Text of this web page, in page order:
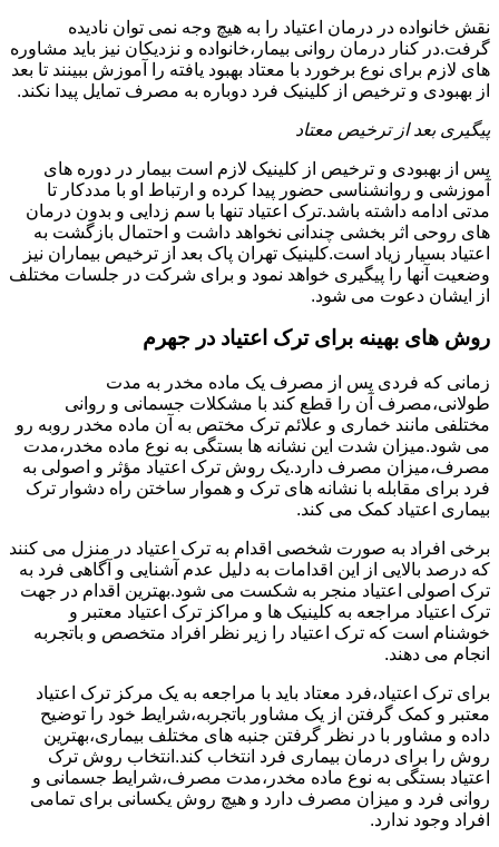
نقش خانواده در درمان اعتیاد را به هیچ وجه نمی توان نادیده
گرفت.در کنار درمان روانی بیمار،خانواده و نزدیکان نیز باید مشاوره
های لازم برای نوع برخورد با معتاد بهبود یافته را آموزش ببینند تا بعد
از بهبودی و ترخیص از کلینیک فرد دوباره به مصرف تمایل پیدا نکند.
پیگیری بعد از ترخیص معتاد
پس از بهبودی و ترخیص از کلینیک لازم است بیمار در دوره های
آموزشی و روانشناسی حضور پیدا کرده و ارتباط او با مددکار تا
مدتی ادامه داشته باشد.ترک اعتیاد تنها با سم زدایی و بدون درمان
های روحی اثر بخشی چندانی نخواهد داشت و احتمال بازگشت به
اعتیاد بسیار زیاد است.کلینیک تهران پاک بعد از ترخیص بیماران نیز
وضعیت آنها را پیگیری خواهد نمود و برای شرکت در جلسات مختلف
از ایشان دعوت می شود.
روش های بهینه برای ترک اعتیاد در جهرم
زمانی که فردی پس از مصرف یک ماده مخدر به مدت
طولانی،مصرف آن را قطع کند با مشکلات جسمانی و روانی
مختلفی مانند خماری و علائم ترک مختص به آن ماده مخدر روبه رو
می شود.میزان شدت این نشانه ها بستگی به نوع ماده مخدر،مدت
مصرف،میزان مصرف دارد.یک روش ترک اعتیاد مؤثر و اصولی به
فرد برای مقابله با نشانه های ترک و هموار ساختن راه دشوار ترک
بیماری اعتیاد کمک می کند.
برخی افراد به صورت شخصی اقدام به ترک اعتیاد در منزل می کنند
که درصد بالایی از این اقدامات به دلیل عدم آشنایی و آگاهی فرد به
ترک اصولی اعتیاد منجر به شکست می شود.بهترین اقدام در جهت
ترک اعتیاد مراجعه به کلینیک ها و مراکز ترک اعتیاد معتبر و
خوشنام است که ترک اعتیاد را زیر نظر افراد متخصص و باتجربه
انجام می دهند.
برای ترک اعتیاد،فرد معتاد باید با مراجعه به یک مرکز ترک اعتیاد
معتبر و کمک گرفتن از یک مشاور باتجربه،شرایط خود را توضیح
داده و مشاور با در نظر گرفتن جنبه های مختلف بیماری،بهترین
روش را برای درمان بیماری فرد انتخاب کند.انتخاب روش ترک
اعتیاد بستگی به نوع ماده مخدر،مدت مصرف،شرایط جسمانی و
روانی فرد و میزان مصرف دارد و هیچ روش یکسانی برای تمامی
افراد وجود ندارد.